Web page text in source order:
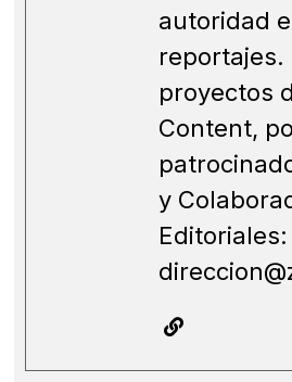
autoridad
reportajes.
proyectos
Content,
y
Editoriales: